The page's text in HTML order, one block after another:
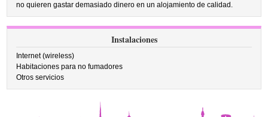
no quieren gastar demasiado dinero en un alojamiento de calidad.
Instalaciones
Internet (wireless)
Habitaciones para no fumadores
Otros servicios